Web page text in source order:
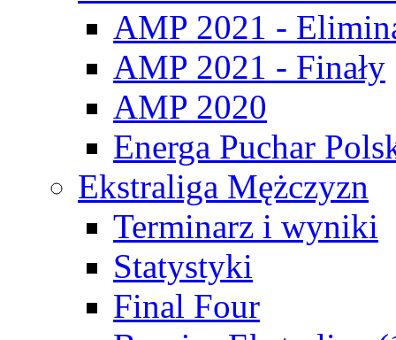
AMP 2021 -
AMP 2021 - Finały
AMP 2020
Energa Puchar
Ekstraliga Mężczyzn
Terminarz i wyniki
Statystyki
Final Four